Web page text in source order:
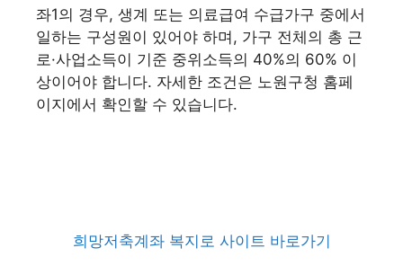
좌1의 경우, 생계 또는 의료급여 수급가구 중에서
일하는 구성원이 있어야 하며, 가구 전체의 총 근
로·사업소득이 기준 중위소득의 40%의 60% 이
상이어야 합니다. 자세한 조건은 노원구청 홈페
이지에서 확인할 수 있습니다.
희망저축계좌 복지로 사이트 바로가기